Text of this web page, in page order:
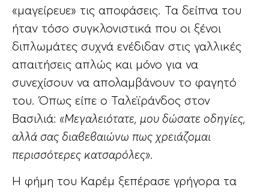
«μαγείρευε» τις αποφάσεις. Τα δείπνα του
ήταν τόσο συγκλονιστικά που οι ξένοι
διπλωμάτες συχνά ενέδιδαν στις γαλλικές
απαιτήσεις απλώς και μόνο για να
συνεχίσουν να απολαμβάνουν το φαγητό
του. Όπως είπε ο Ταλεϊράνδος στον
Βασιλιά: «Μεγαλειότατε, μου δώσατε οδηγίες,
αλλά σας διαβεβαιώνω πως χρειάζομαι
περισσότερες κατσαρόλες».
Η φήμη του Καρέμ ξεπέρασε γρήγορα τα